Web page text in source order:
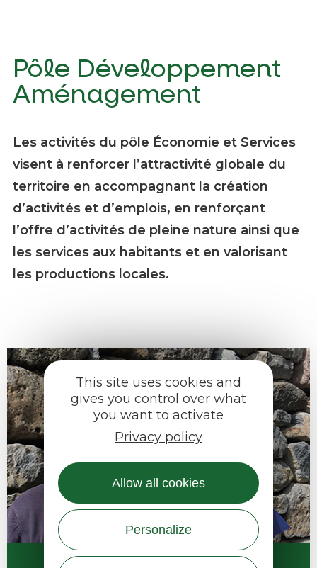
Pôle Développement
Aménagement
Les activités du pôle Économie et Services
visent à renforcer l’attractivité globale du
territoire en accompagnant la création
d’activités et d’emplois, en renforçant
l’offre d’activités de pleine nature ainsi que
les services aux habitants et en valorisant
les productions locales.
This site uses cookies and
gives you control over what
you want to activate
Privacy policy
Allow all cookies
Personalize